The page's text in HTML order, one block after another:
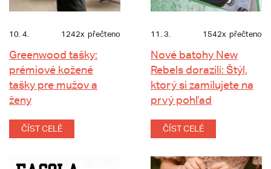
10. 4. 1242x přečteno
Greenwood tašky:
prémiové kožené
tašky pre mužov a
ženy
ČÍST CELÉ
11. 3. 1542x přečteno
Nové batohy New
Rebels dorazili: Štýl,
ktorý si zamilujete na
prvý pohľad
ČÍST CELÉ